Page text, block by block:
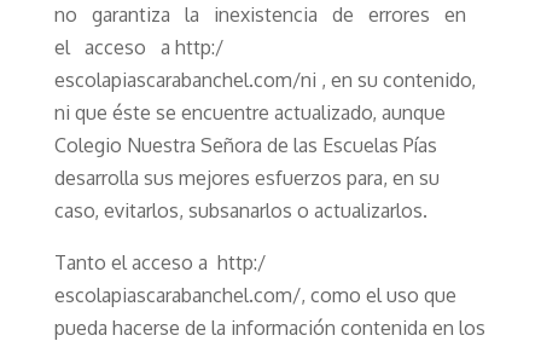
no garantiza la inexistencia de errores en
el acceso a http:/
escolapiascarabanchel.com/ni , en su contenido,
ni que éste se encuentre actualizado, aunque
Colegio Nuestra Señora de las Escuelas Pías
desarrolla sus mejores esfuerzos para, en su
caso, evitarlos, subsanarlos o actualizarlos.
Tanto el acceso a http:/
escolapiascarabanchel.com/, como el uso que
pueda hacerse de la información contenida en los